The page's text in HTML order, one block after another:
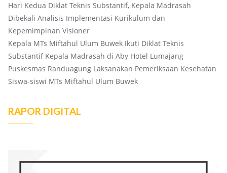
Hari Kedua Diklat Teknis Substantif, Kepala Madrasah
Dibekali Analisis Implementasi Kurikulum dan
Kepemimpinan Visioner
Kepala MTs Miftahul Ulum Buwek Ikuti Diklat Teknis
Substantif Kepala Madrasah di Aby Hotel Lumajang
Puskesmas Randuagung Laksanakan Pemeriksaan Kesehatan
Siswa-siswi MTs Miftahul Ulum Buwek
RAPOR DIGITAL